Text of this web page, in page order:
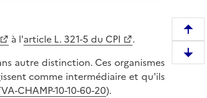
à l'article L. 321-5 du CPI
.
autre distinction. Ces organismes
comme intermédiaire et qu'ils
CHAMP-10-10-60-20).
e
m
D